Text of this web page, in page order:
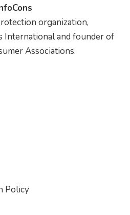
organization,
International and founder of
Associations.
Policy